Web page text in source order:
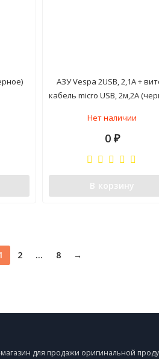
АЗУ Vespa 2USB, 2,1A +
кабель micro USB, 2м,2А
Нет наличии
0 ₽
В корзину
2 ... 8 →
для продажи оригинальной